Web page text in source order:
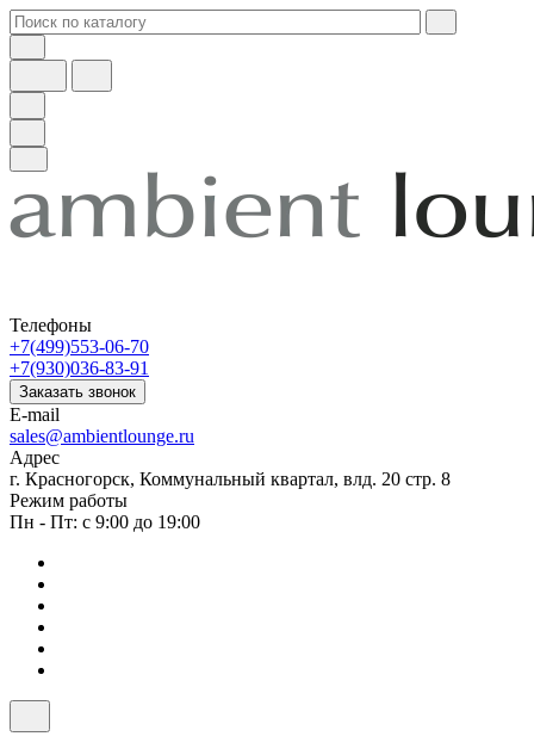
Телефоны
+7(499)553-06-70
+7(930)036-83-91
Заказать звонок
E-mail
sales@ambientlounge.ru
Адрес
г. Красногорск, Коммунальный квартал, влд. 20 стр. 8
Режим работы
Пн - Пт: с 9:00 до 19:00